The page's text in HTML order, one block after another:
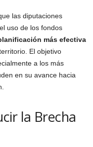
las diputaciones
uso de los fondos
más efectiva
El objetivo
a los más
en su avance hacia
la Brecha